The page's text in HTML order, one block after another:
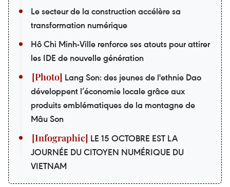
Le secteur de la construction accélère sa
transformation numérique
Hô Chi Minh-Ville renforce ses atouts pour attirer
les IDE de nouvelle génération
Lang Son: des jeunes de l'ethnie Dao
développent l’économie locale grâce aux
produits emblématiques de la montagne de
Mâu Son
LE 15 OCTOBRE EST LA
JOURNÉE DU CITOYEN NUMÉRIQUE DU
VIETNAM